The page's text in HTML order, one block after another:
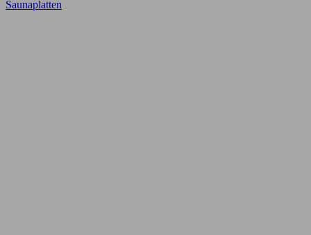
Saunaplatten